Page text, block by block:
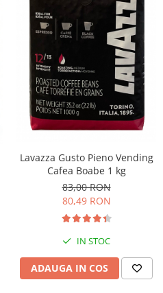
Lavazza Gusto Pieno Vending
Cafea Boabe 1 kg
83,00 RON
80,49 RON
IN STOC
ADAUGA IN COS